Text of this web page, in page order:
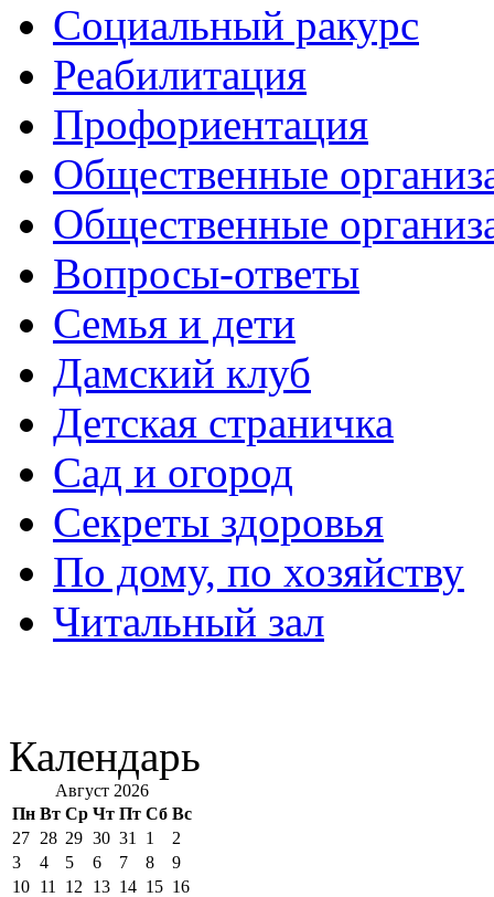
Социальный ракурс
Реабилитация
Профориентация
Общественные
Общественные
Вопросы-ответы
Семья и дети
Дамский клуб
Детская страничка
Сад и огород
Секреты здоровья
По дому, по хозяйству
Читальный зал
Календарь
Август 2026
Пн Вт Ср Чт Пт Сб Вс
27 28 29 30 31 1
2
3
4 5 6 7 8
9
10 11 12 13 14 15 16